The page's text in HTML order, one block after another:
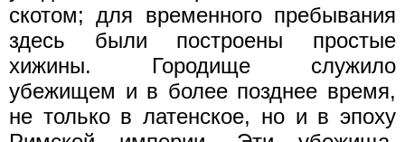
скотом; для временного пребывания
здесь были построены простые
хижины. Городище служило
убежищем и в более позднее время,
не только в латенское, но и в эпоху